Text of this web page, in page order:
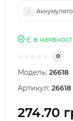
Є в
0
Модель: 26618
Артикул: 26618
274.70